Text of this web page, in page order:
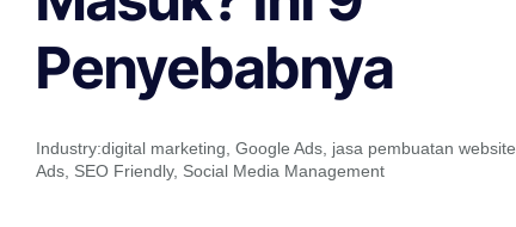
Penyebabnya
Industry:digital marketing Google Ads jasa pembuatan website
Ads SEO Friendly, Social Media Management